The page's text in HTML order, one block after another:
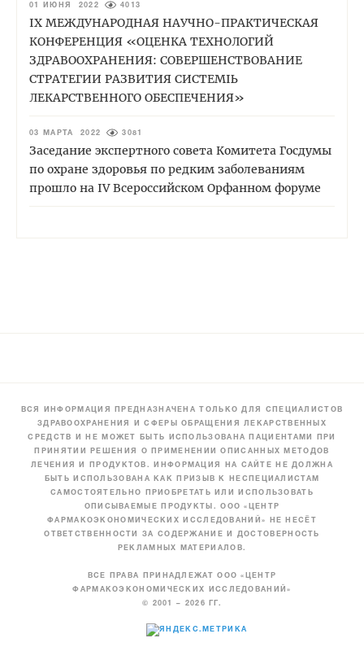
01 ИЮНЯ 2022 4013
IХ МЕЖДУНАРОДНАЯ НАУЧНО-ПРАКТИЧЕСКАЯ
КОНФЕРЕНЦИЯ «ОЦЕНКА ТЕХНОЛОГИЙ
ЗДРАВООХРАНЕНИЯ: СОВЕРШЕНСТВОВАНИЕ
СТРАТЕГИИ РАЗВИТИЯ СИСТЕМЫ
ЛЕКАРСТВЕННОГО ОБЕСПЕЧЕНИЯ»
03 МАРТА 2022 3081
Заседание экспертного совета Комитета Госдумы
по охране здоровья по редким заболеваниям
прошло на IV Всероссийском Орфанном форуме
ВСЯ ИНФОРМАЦИЯ ПРЕДНАЗНАЧЕНА ТОЛЬКО ДЛЯ СПЕЦИАЛИСТОВ
ЗДРАВООХРАНЕНИЯ И СФЕРЫ ОБРАЩЕНИЯ ЛЕКАРСТВЕННЫХ
СРЕДСТВ И НЕ МОЖЕТ БЫТЬ ИСПОЛЬЗОВАНА ПАЦИЕНТАМИ ПРИ
ПРИНЯТИИ РЕШЕНИЯ О ПРИМЕНЕНИИ ОПИСАННЫХ МЕТОДОВ
ЛЕЧЕНИЯ И ПРОДУКТОВ. ИНФОРМАЦИЯ НА САЙТЕ НЕ ДОЛЖНА
БЫТЬ ИСПОЛЬЗОВАНА КАК ПРИЗЫВ К НЕСПЕЦИАЛИСТАМ
САМОСТОЯТЕЛЬНО ПРИОБРЕТАТЬ ИЛИ ИСПОЛЬЗОВАТЬ
ОПИСЫВАЕМЫЕ ПРОДУКТЫ. ООО «ЦЕНТР
ФАРМАКОЭКОНОМИЧЕСКИХ ИССЛЕДОВАНИЙ» НЕ НЕСЁТ
ОТВЕТСТВЕННОСТИ ЗА СОДЕРЖАНИЕ И ДОСТОВЕРНОСТЬ
РЕКЛАМНЫХ МАТЕРИАЛОВ.
ВСЕ ПРАВА ПРИНАДЛЕЖАТ ООО «ЦЕНТР
ФАРМАКОЭКОНОМИЧЕСКИХ ИССЛЕДОВАНИЙ»
© 2001 – 2026 ГГ.